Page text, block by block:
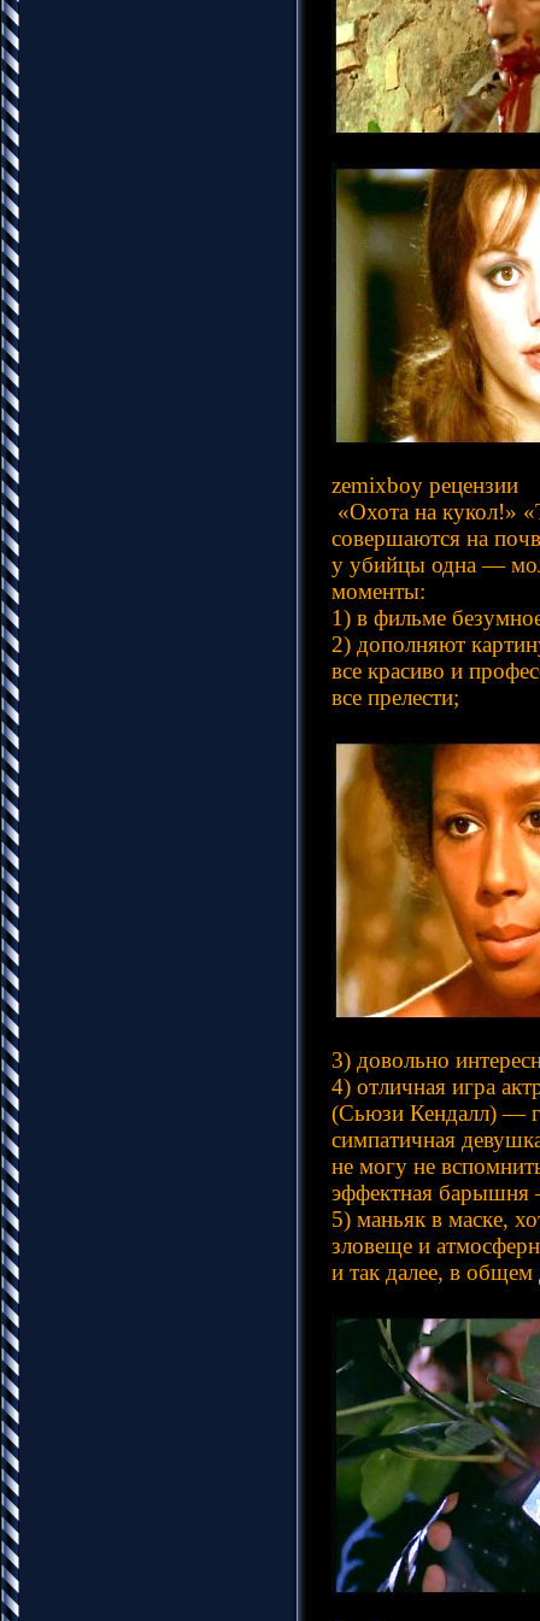
zemixboy рецензии
«Охота на кукол!»
совершаются на
у убийцы одна —
моменты:
1) в фильме
2) дополняют
все красиво и
все прелести;
3) довольно
4) отличная игра
(Сьюзи Кендалл) —
симпатичная
не могу не
эффектная барышня
5) маньяк в маске,
зловеще и
и так далее, в